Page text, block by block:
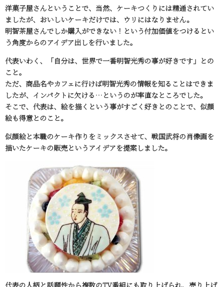
洋菓子屋さんということで、当然、ケーキつくりには精通されてい
ましたが、おいしいケーキだけでは、ウリにはなりません。
明智茶屋さんでしか購入ができない！という付加価値をつけるとい
う角度からのアイデア出しを行いました。
代表いわく、「自分は、世界で一番明智光秀の事が好きです」との
こと。
ただ、商品名やカフェに行けば明智光秀の情報を知ることはできま
したが、インパクトに欠ける…というのが率直なところでした。
そこで、代表は、絵を描くという事がすごく好きとのことで、似顔
絵も得意とのこと。
似顔絵と本職のケーキ作りをミックスさせて、戦国武将の肖像画を
描いたケーキの販売というアイデアを提案しました。